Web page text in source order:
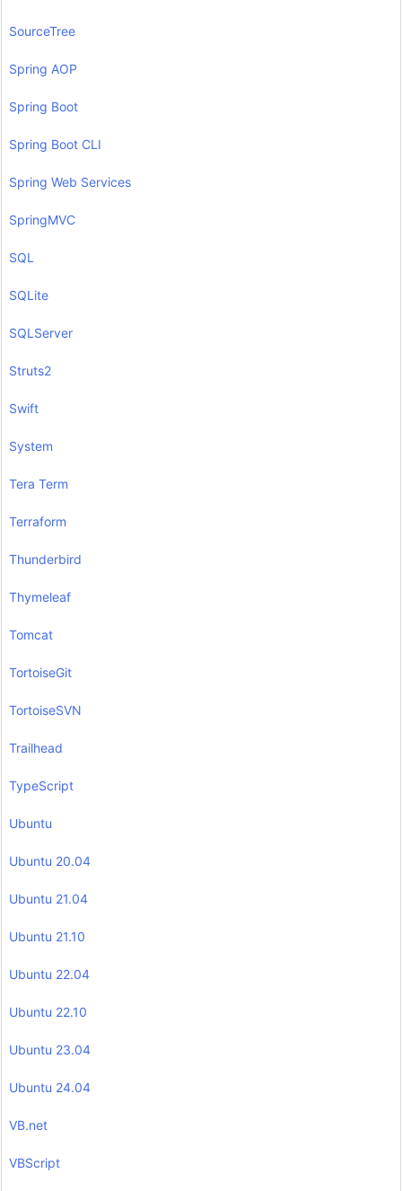
SourceTree
Spring AOP
Spring Boot
Spring Boot CLI
Spring Web Services
SpringMVC
SQL
SQLite
SQLServer
Struts2
Swift
System
Tera Term
Terraform
Thunderbird
Thymeleaf
Tomcat
TortoiseGit
TortoiseSVN
Trailhead
TypeScript
Ubuntu
Ubuntu 20.04
Ubuntu 21.04
Ubuntu 21.10
Ubuntu 22.04
Ubuntu 22.10
Ubuntu 23.04
Ubuntu 24.04
VB.net
VBScript